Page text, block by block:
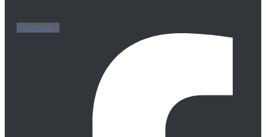
Facebook-f